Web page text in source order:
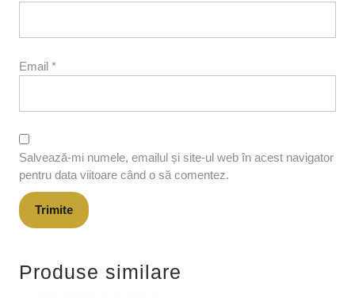
Email *
Salvează-mi numele, emailul și site-ul web în acest navigator
pentru data viitoare când o să comentez.
Produse similare